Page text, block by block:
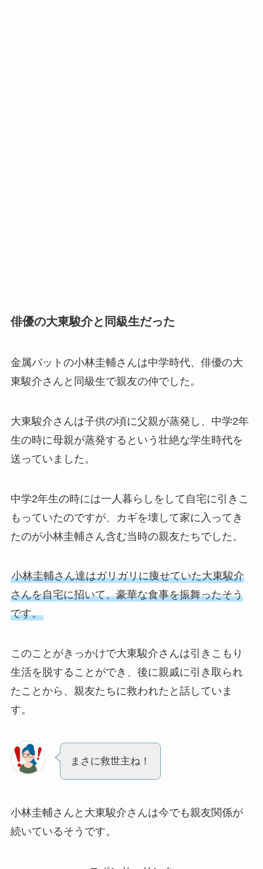
俳優の大東駿介と同級生だった
金属バットの小林圭輔さんは中学時代、俳優の大
東駿介さんと同級生で親友の仲でした。
大東駿介さんは子供の頃に父親が蒸発し、中学2年
生の時に母親が蒸発するという壮絶な学生時代を
送っていました。
中学2年生の時には一人暮らしをして自宅に引きこ
もっていたのですが、カギを壊して家に入ってき
たのが小林圭輔さん含む当時の親友たちでした。
小林圭輔さん達はガリガリに痩せていた大東駿介
さんを自宅に招いて、豪華な食事を振舞ったそう
です。
このことがきっかけで大東駿介さんは引きこもり
生活を脱することができ、後に親戚に引き取られ
たことから、親友たちに救われたと話していま
す。
まさに救世主ね！
小林圭輔さんと大東駿介さんは今でも親友関係が
続いているそうです。